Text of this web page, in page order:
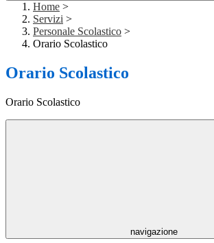
Home >
Servizi >
Personale Scolastico >
Orario Scolastico
Orario Scolastico
Orario Scolastico
navigazione